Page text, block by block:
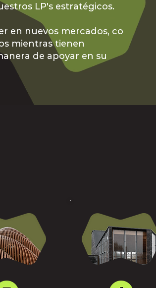
LP's estratégicos.
en nuevos mercados, co
mientras tienen
de apoyar en su